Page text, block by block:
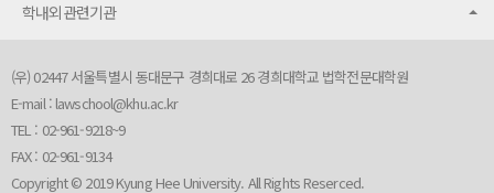
학내외관련기관
(우) 02447 서울특별시 동대문구 경희대로 26 경희대학교 법학전문대학원
E-mail : lawschool@khu.ac.kr
TEL : 02-961-9218~9
FAX : 02-961-9134
Copyright © 2019 Kyung Hee University. All Rights Reserced.